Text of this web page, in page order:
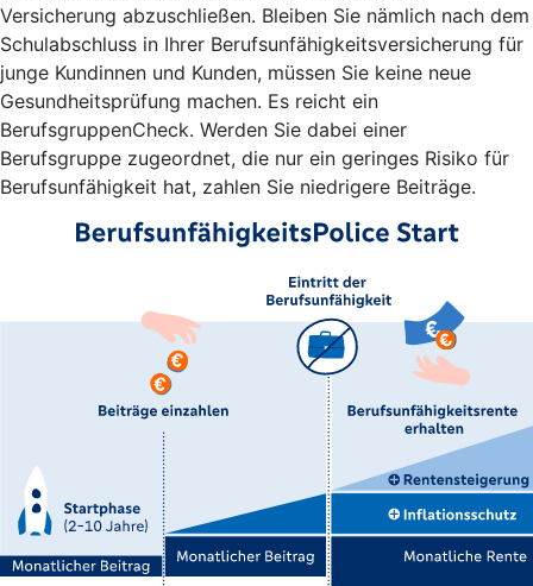
Versicherung abzuschließen. Bleiben Sie nämlich nach dem
Schulabschluss in Ihrer Berufsunfähigkeitsversicherung für
junge Kundinnen und Kunden, müssen Sie keine neue
Gesundheitsprüfung machen. Es reicht ein
BerufsgruppenCheck. Werden Sie dabei einer
Berufsgruppe zugeordnet, die nur ein geringes Risiko für
Berufsunfähigkeit hat, zahlen Sie niedrigere Beiträge.